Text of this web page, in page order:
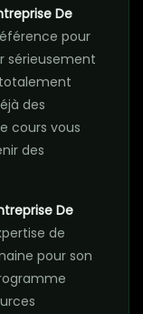
De
pour
sérieusement
des
cours vous
des
De
de
pour son